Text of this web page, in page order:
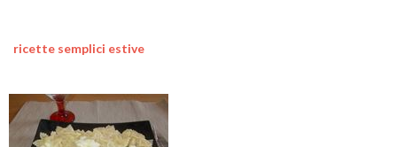
ricette semplici estive